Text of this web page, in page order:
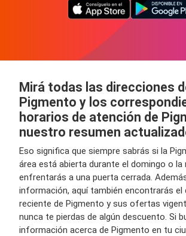
Mirá todas las direcciones
Pigmento y los
horarios de atención de
nuestro resumen
Eso significa que siempre sabrás si la
área está abierta durante el domingo o la
enfrentarás a una puerta cerrada.
información, aquí también encontrarás el
reciente de Pigmento y sus ofertas
nunca te pierdas de algún descuento. Si
información acerca de Pigmento en tu